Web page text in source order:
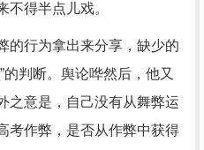
不得半点儿戏。
行为拿出来分享，缺少的
的判断。舆论哗然后，他又
之意是，自己没有从舞弊运
考作弊，是否从作弊中获得